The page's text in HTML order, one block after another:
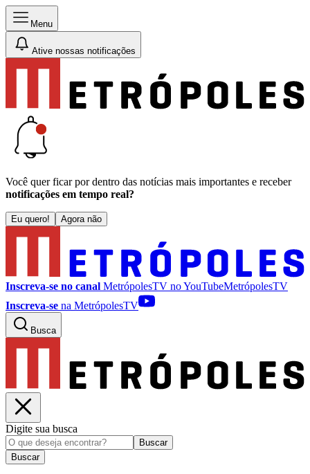
Menu
Ative nossas notificações
Você quer ficar por dentro das notícias mais importantes e receber
notificações em tempo real?
Eu quero! Agora não
Inscreva-se no canal MetrópolesTV noYouTubeMetrópolesTV
Inscreva-se na MetrópolesTV
Busca
Digite sua busca
Buscar
Buscar